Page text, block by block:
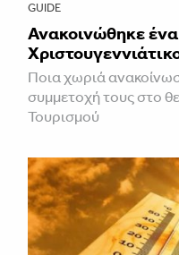
GUIDE
Ανακοινώθηκε
Ποια χωριά
συμμετοχή τους στο
Τουρισμού